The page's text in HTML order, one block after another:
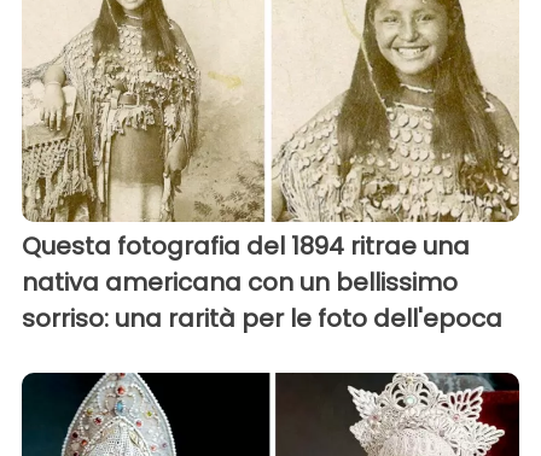
Questa fotografia del 1894 ritrae una
nativa americana con un bellissimo
sorriso: una rarità per le foto dell'epoca